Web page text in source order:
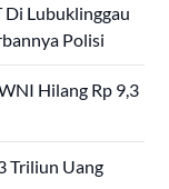
Di Lubuklinggau
Polisi
Hilang Rp 9,3
Triliun Uang